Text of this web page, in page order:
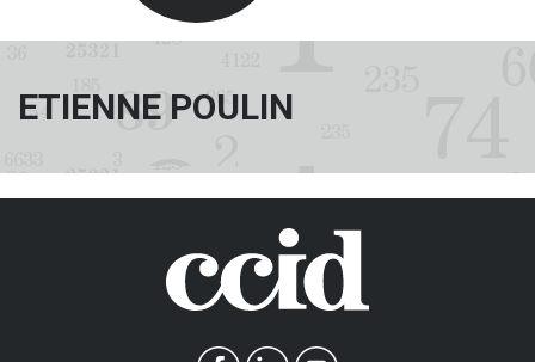
ETIENNE POULIN